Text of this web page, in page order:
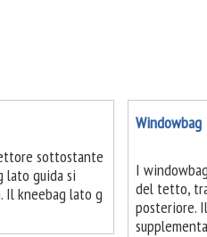
sottostante
lato guida si
Il kneebag lato g
Windowbag
I
del tetto,
posteriore.